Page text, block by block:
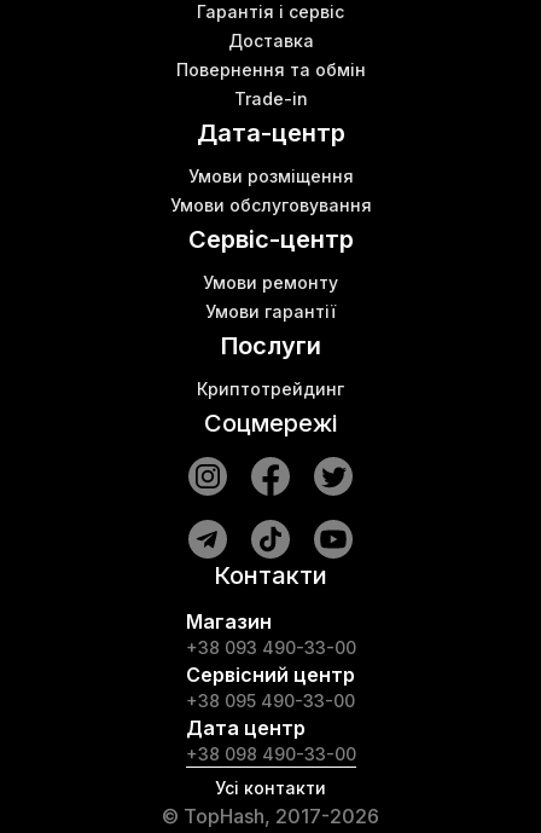
Гарантія і сервіс
Доставка
Повернення та обмін
Trade-in
Дата-центр
Умови розміщення
Умови обслуговування
Сервіс-центр
Умови ремонту
Умови гарантії
Послуги
Криптотрейдинг
Соцмережі
Контакти
Магазин
+38 093 490-33-00
Сервісний центр
+38 095 490-33-00
Дата центр
+38 098 490-33-00
Усі контакти
© TopHash, 2017-2026